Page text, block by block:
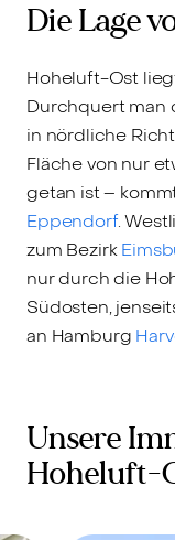
Die Lage
Hoheluft-Ost
Durchquert man
in nördliche
Fläche von nur
getan ist –
Eppendorf.
zum Bezirk
nur durch die
Südosten,
an Hamburg
Unsere
Hoheluft-